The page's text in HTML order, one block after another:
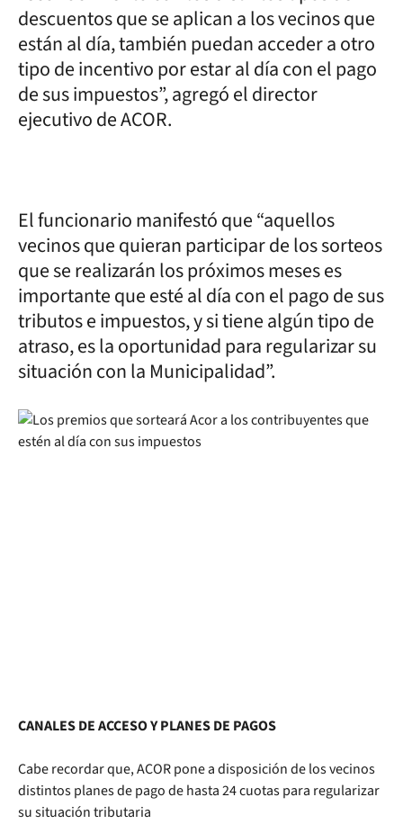
descuentos que se aplican a los vecinos que
están al día, también puedan acceder a otro
tipo de incentivo por estar al día con el pago
de sus impuestos”, agregó el director
ejecutivo de ACOR.
El funcionario manifestó que “aquellos
vecinos que quieran participar de los sorteos
que se realizarán los próximos meses es
importante que esté al día con el pago de sus
tributos e impuestos, y si tiene algún tipo de
atraso, es la oportunidad para regularizar su
situación con la Municipalidad”.
CANALES DE ACCESO Y PLANES DE PAGOS
Cabe recordar que, ACOR pone a disposición de los vecinos
distintos planes de pago de hasta 24 cuotas para regularizar
su situación tributaria